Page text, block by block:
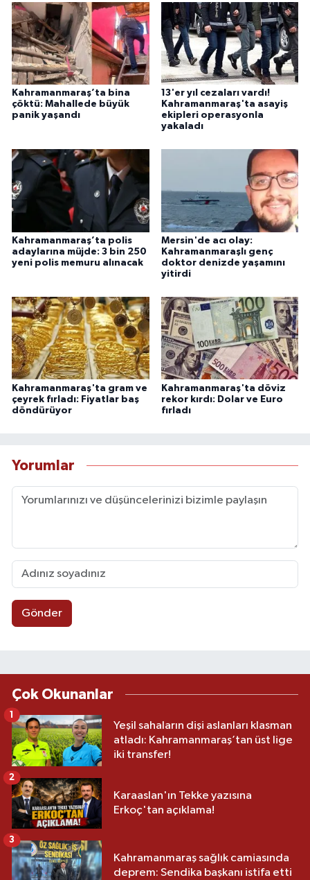
Kahramanmaraş’ta bina
çöktü: Mahallede büyük
panik yaşandı
13'er yıl cezaları vardı!
Kahramanmaraş'ta asayiş
ekipleri operasyonla
yakaladı
Kahramanmaraş’ta polis
adaylarına müjde: 3 bin 250
yeni polis memuru alınacak
Mersin'de acı olay:
Kahramanmaraşlı genç
doktor denizde yaşamını
yitirdi
Kahramanmaraş'ta gram ve
çeyrek fırladı: Fiyatlar baş
döndürüyor
Kahramanmaraş'ta döviz
rekor kırdı: Dolar ve Euro
fırladı
Yorumlar
Gönder
Çok Okunanlar
Yeşil sahaların dişi aslanları klasman
atladı: Kahramanmaraş’tan üst lige
iki transfer!
1
Karaaslan'ın Tekke yazısına
Erkoç'tan açıklama!
2
Kahramanmaraş sağlık camiasında
deprem: Sendika başkanı istifa etti
3